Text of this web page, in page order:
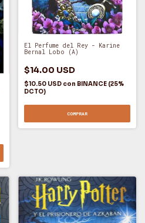
El Perfume del Rey - Karine
Bernal Lobo (A)
$14.00 USD
$10.50 USD con BINANCE (25%
DCTO)
COMPRAR